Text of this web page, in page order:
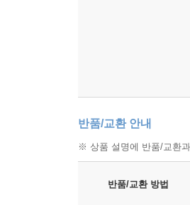
반품/교환 안내
※ 상품 설명에 반품/교환
반품/교환 방법